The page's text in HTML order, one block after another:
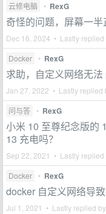
云修电脑 • RexG
奇怪的问题，屏幕一
Dec 16, 2024 • Lastly replied
Docker • RexG
求助，自定义网络无
Jan 27, 2022 • Lastly replied
问与答 • RexG
小米 10 至尊纪念版的
13 充电吗？
Sep 22, 2021 • Lastly replied
Docker • RexG
docker 自定义网络导
Jul 1, 2021 • Lastly replied by